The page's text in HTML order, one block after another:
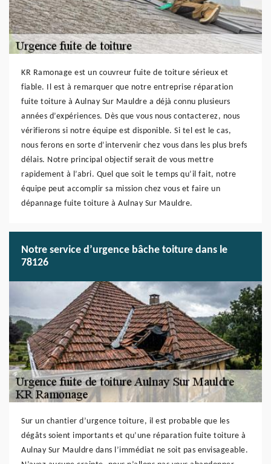
KR Ramonage est un couvreur fuite de toiture sérieux et
fiable. Il est à remarquer que notre entreprise réparation
fuite toiture à Aulnay Sur Mauldre a déjà connu plusieurs
années d’expériences. Dès que vous nous contacterez, nous
vérifierons si notre équipe est disponible. Si tel est le cas,
nous ferons en sorte d’intervenir chez vous dans les plus brefs
délais. Notre principal objectif serait de vous mettre
rapidement à l’abri. Quel que soit le temps qu’il fait, notre
équipe peut accomplir sa mission chez vous et faire un
dépannage fuite toiture à Aulnay Sur Mauldre.
Notre service d’urgence bâche toiture dans le
78126
Sur un chantier d’urgence toiture, il est probable que les
dégâts soient importants et qu’une réparation fuite toiture à
Aulnay Sur Mauldre dans l’immédiat ne soit pas envisageable.